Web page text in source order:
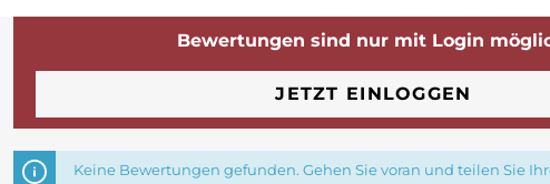
Basler Kulturanlässen und unterstützen auch das
unserem Sommerbier Ueli Laggs. In der
Brauerei in den Kleinbasler Altstadt kann man
Besichtigungen und Degustationen buchen.
Bewertungen sind nur mit Login
JETZT EINLOGGEN
Keine Bewertungen gefunden. Gehen Sie voran und teilen Sie